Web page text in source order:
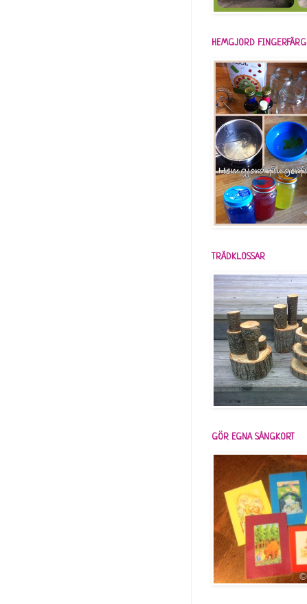
HEMGJORD FINGERFÄRG
TRÄDKLOSSAR
GÖR EGNA SÅNGKORT